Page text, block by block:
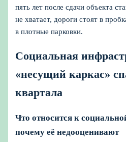
пять лет после сдачи объекта
не хватает, дороги стоят в
в плотные парковки.
Социальная
«несущий каркас»
квартала
Что относится к
почему её недооценивают